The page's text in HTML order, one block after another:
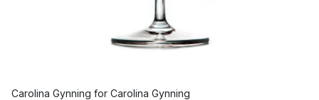
Carolina Gynning for Carolina Gynning